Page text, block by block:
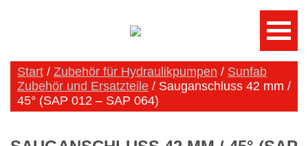
Start / Zubehör für Hydraulikpumpen / Sunfab
Zubehör und Ersatzteile / Sauganschluss 42 mm /
45° (SAP 012 – SAP 064)